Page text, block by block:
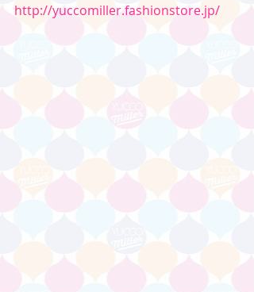
http://yuccomiller.fashionstore.jp/